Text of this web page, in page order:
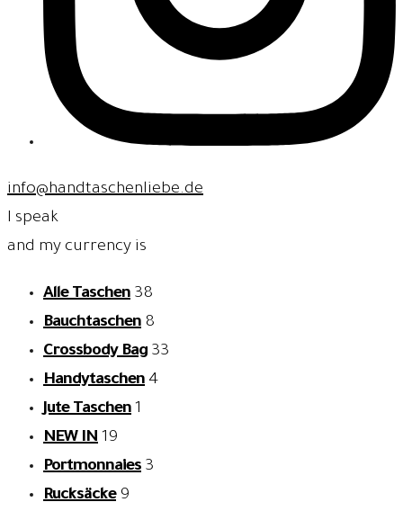
info@handtaschenliebe.de
I speak
and my currency is
Alle Taschen 38
Bauchtaschen 8
Crossbody Bag 33
Handytaschen 4
Jute Taschen 1
NEW IN 19
Portmonnaies 3
Rucksäcke 9